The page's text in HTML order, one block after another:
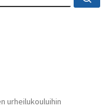
urheilukouluihin